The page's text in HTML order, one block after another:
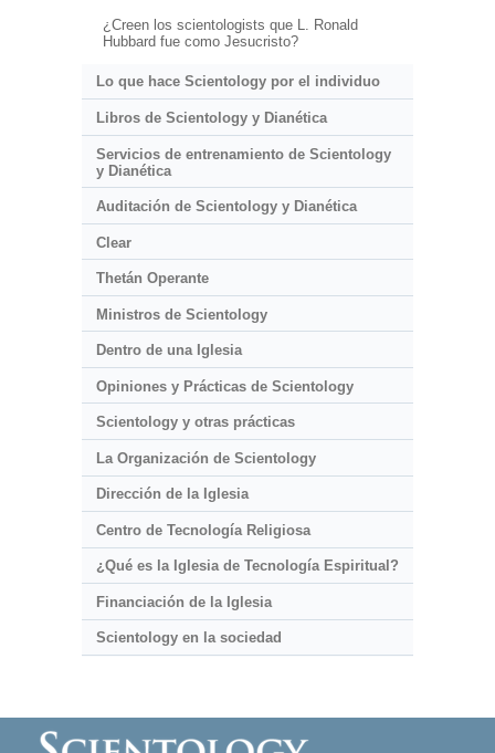
¿Creen los scientologists que L. Ronald
Hubbard fue como Jesucristo?
Lo que hace Scientology por el individuo
Libros de Scientology y Dianética
Servicios de entrenamiento de Scientology
y Dianética
Auditación de Scientology y Dianética
Clear
Thetán Operante
Ministros de Scientology
Dentro de una Iglesia
Opiniones y Prácticas de Scientology
Scientology y otras prácticas
La Organización de Scientology
Dirección de la Iglesia
Centro de Tecnología Religiosa
¿Qué es la Iglesia de Tecnología Espiritual?
Financiación de la Iglesia
Scientology en la sociedad